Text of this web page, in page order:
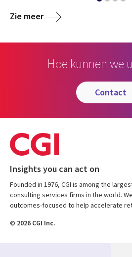
Zie meer
Hoe kunnen we
contact
Insights you can act on
Founded in 1976, CGI is among the
consulting services firms in the world.
outcomes-focused to help accelerate
© 2026 CGI Inc.